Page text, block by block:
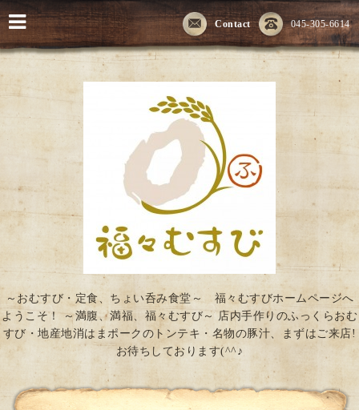
045-305-6614
Contact
～おむすび・定食、ちょい呑み食堂～ 福々むすびホームページへ
ようこそ！ ～満腹、満福、福々むすび～ 店内手作りのふっくらおむ
すび・地産地消はまポークのトンテキ・名物の豚汁、まずはご来店!
お待ちしております(^^♪